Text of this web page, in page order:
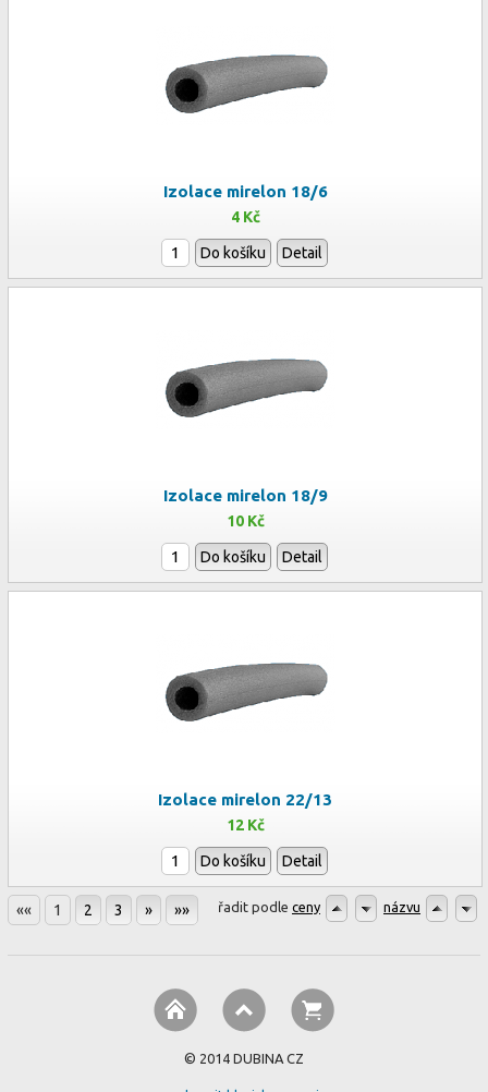
Izolace mirelon 18/6
4 Kč
Do košíku Detail
Izolace mirelon 18/9
10 Kč
Do košíku Detail
Izolace mirelon 22/13
12 Kč
Do košíku Detail
«« 1 2 3 » »» řadit podle ceny názvu
© 2014 DUBINA CZ